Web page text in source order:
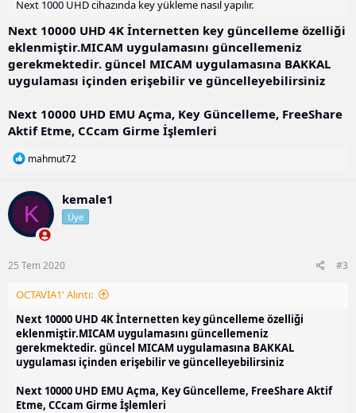
Next 1000 UHD cihazında key yükleme nasıl yapılır.
Next 10000 UHD 4K İnternetten key güncelleme özelliği
eklenmiştir.MICAM uygulamasını güncellemeniz
gerekmektedir. güncel MICAM uygulamasına BAKKAL
uygulaması içinden erişebilir ve güncelleyebilirsiniz
Next 10000 UHD EMU Açma, Key Güncelleme, FreeShare
Aktif Etme, CCcam Girme İşlemleri
T
k
i
l
e
mahmut72
K
kemale1
Üye
25 Tem 2020 #3
OCTAVİA1' Alıntı:
Next 10000 UHD 4K İnternetten key güncelleme özelliği
eklenmiştir.MICAM uygulamasını güncellemeniz
gerekmektedir. güncel MICAM uygulamasına BAKKAL
uygulaması içinden erişebilir ve güncelleyebilirsiniz
Next 10000 UHD EMU Açma, Key Güncelleme, FreeShare Aktif
Etme, CCcam Girme İşlemleri